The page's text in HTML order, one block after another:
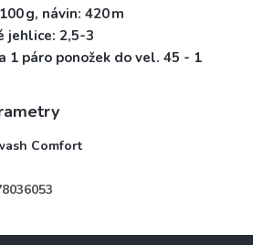
g, návin: 420 m
jehlice: 2,5-3
1 páro ponožek do vel. 45 - 1
Comfort